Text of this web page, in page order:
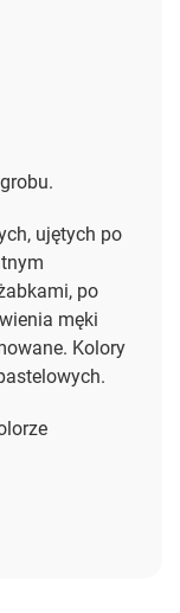
ujętych po
po
męki
Kolory